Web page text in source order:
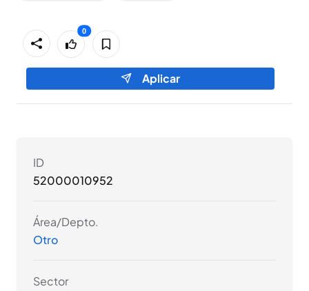
00
Aplicar
ID
52000010952
Área/Depto.
Otro
Sector